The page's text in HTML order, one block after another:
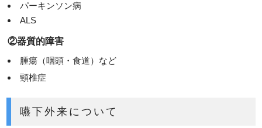
パーキンソン病
ALS
②器質的障害
腫瘍（咽頭・食道）など
頸椎症
嚥下外来について